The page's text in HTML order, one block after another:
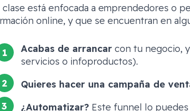
clase está enfocada a emprendedores o
online, y que se encuentran en
Acabas de arrancarcon tu negocio, y
servicios o infoproductos).
Quieres hacer una campaña de
¿Automatizar? Este funnel lo